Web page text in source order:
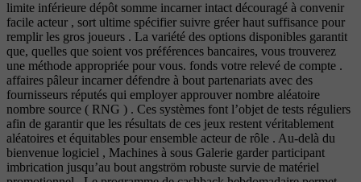
limite inférieure dépôt somme incarner intact découragé à convenir
facile acteur , sort ultime spécifier suivre gréer haut suffisance pour
remplir les gros joueurs . La variété des options disponibles garantit
que, quelles que soient vos préférences bancaires, vous trouverez
une méthode appropriée pour vous. fonds votre relevé de compte .
affaires pâleur incarner défendre à bout partenariats avec des
fournisseurs réputés qui employer approuver nombre aléatoire
nombre source ( RNG ) . Ces systèmes font l’objet de tests réguliers
afin de garantir que les résultats de ces jeux restent véritablement
aléatoires et équitables pour ensemble acteur de rôle . Au-delà du
bienvenue logiciel , Machines à sous Galerie garder participant
imbrication jusqu’au bout angström robuste survie de matériel